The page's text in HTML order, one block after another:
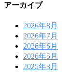
アーカイブ
2026年8月
2026年7月
2026年6月
2026年5月
2025年3月